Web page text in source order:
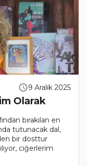
9 Aralık 2025
Olarak
bırakılan en
tutunacak dal,
bir dosttur
ciğerlerim